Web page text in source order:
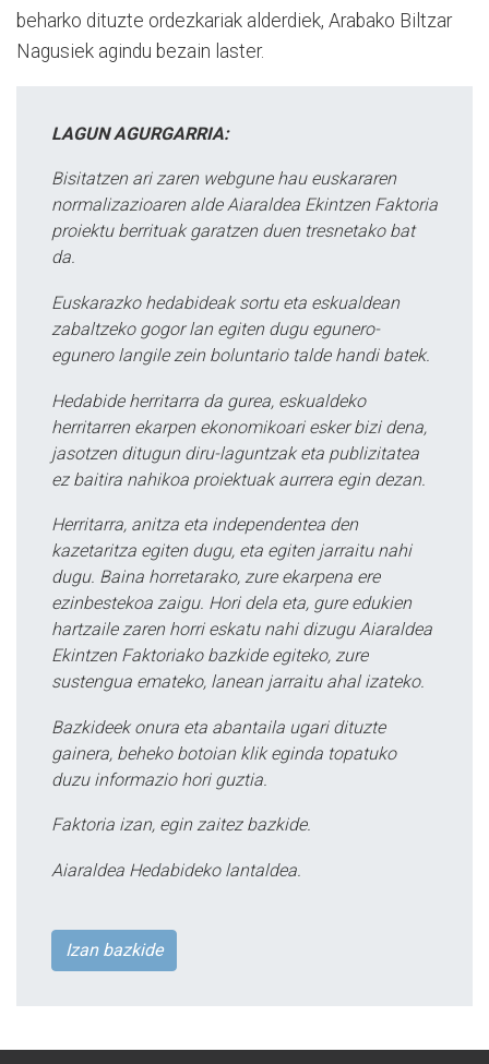
beharko dituzte ordezkariak alderdiek, Arabako Biltzar
Nagusiek agindu bezain laster.
LAGUN AGURGARRIA:
Bisitatzen ari zaren webgune hau euskararen
normalizazioaren alde Aiaraldea Ekintzen Faktoria
proiektu berrituak garatzen duen tresnetako bat
da.
Euskarazko hedabideak sortu eta eskualdean
zabaltzeko gogor lan egiten dugu egunero-
egunero langile zein boluntario talde handi batek.
Hedabide herritarra da gurea, eskualdeko
herritarren ekarpen ekonomikoari esker bizi dena,
jasotzen ditugun diru-laguntzak eta publizitatea
ez baitira nahikoa proiektuak aurrera egin dezan.
Herritarra, anitza eta independentea den
kazetaritza egiten dugu, eta egiten jarraitu nahi
dugu. Baina horretarako, zure ekarpena ere
ezinbestekoa zaigu. Hori dela eta, gure edukien
hartzaile zaren horri eskatu nahi dizugu Aiaraldea
Ekintzen Faktoriako bazkide egiteko, zure
sustengua emateko, lanean jarraitu ahal izateko.
Bazkideek onura eta abantaila ugari dituzte
gainera, beheko botoian klik eginda topatuko
duzu informazio hori guztia.
Faktoria izan, egin zaitez bazkide.
Aiaraldea Hedabideko lantaldea.
Izan bazkide